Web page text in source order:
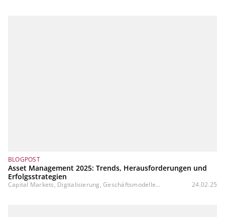
BLOGPOST
Asset Management 2025: Trends, Herausforderungen und
Erfolgsstrategien
Capital Markets, Digitalisierung, Geschäftsmodelle... 24.02.25